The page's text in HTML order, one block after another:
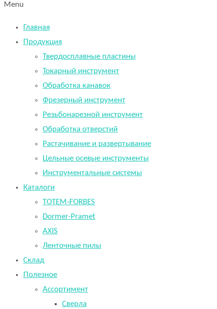
Menu
Главная
Продукция
Твердосплавные пластины
Токарный инструмент
Обработка канавок
Фрезерный инструмент
Резьбонарезной инструмент
Обработка отверстий
Растачивание и развертывание
Цельные осевые инструменты
Инструментальные системы
Каталоги
TOTEM-FORBES
Dormer-Pramet
AXIS
Ленточные пилы
Склад
Полезное
Ассортимент
Сверла